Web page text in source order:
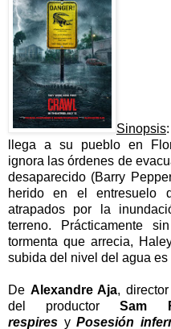
Sinopsis
llega a su pueblo en
ignora las órdenes de
desaparecido (Barry
herido en el entresuelo
atrapados por la
terreno. Prácticamente
tormenta que arrecia,
subida del nivel del agua
De Alexandre Aja,
del productorSam
respires y Posesión